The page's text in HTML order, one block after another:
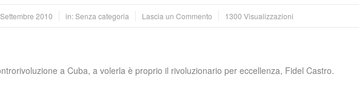
2010 in: Senza categoria Lascia un Commento 1300 Visualizzazioni
a Cuba, a volerla è proprio il rivoluzionario per eccellenza, Fidel Castro.